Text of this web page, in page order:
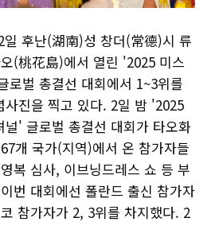
후난(湖南)성 창더(常德)시 류
(桃花島)에서 열린 '2025 미스
로벌 총결선 대회에서 1~3위를
사진을 찍고 있다. 2일 밤 '2025
널' 글로벌 총결선 대회가 타오화
개 국가(지역)에서 온 참가자들
복 심사, 이브닝드레스 쇼 등 부
번 대회에선 폴란드 출신 참가자
참가자가 2, 3위를 차지했다. 2